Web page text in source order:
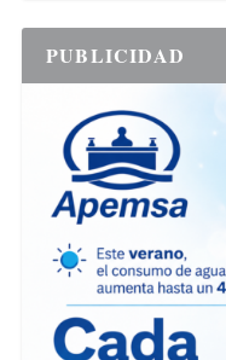
PUBLICIDAD